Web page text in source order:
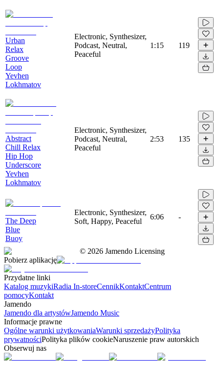
Urban
Relax
Groove
Loop
Yevhen
Lokhmatov
Electronic, Synthesizer,
Podcast, Neutral,
Peaceful
1:15 119
Abstract
Chill Relax
Hip Hop
Underscore
Yevhen
Lokhmatov
Electronic, Synthesizer,
Podcast, Neutral,
Peaceful
2:53 135
The Deep
Blue
Buoy
Electronic, Synthesizer,
Soft, Happy, Peaceful
6:06 -
© 2026 Jamendo Licensing
Pobierz aplikację
Przydatne linki
Katalog muzykiRadia In-storeCennikKontaktCentrum
pomocyKontakt
Jamendo
Jamendo dla artystówJamendo Music
Informacje prawne
Ogólne warunki użytkowaniaWarunki sprzedażyPolityka
prywatnościPolityka plików cookieNaruszenie praw autorskich
Obserwuj nas